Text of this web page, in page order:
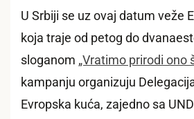
U Srbiji se uz ovaj datum veže
koja traje od petog do
sloganom „Vratimo prirodi ono
kampanju organizuju
Evropska kuća, zajedno sa